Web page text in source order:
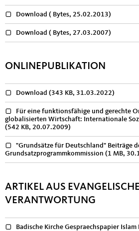
Download ( Bytes, 25.02.2013)
Download ( Bytes, 27.03.2007)
ONLINEPUBLIKATION
Download (343 KB, 31.03.2022)
Für eine funktionsfähige und gerechte
globalisierten Wirtschaft: Internationale
(542 KB, 20.07.2009)
"Grundsätze für Deutschland" Beiträge
Grundsatzprogrammkommission (1 MB,
ARTIKEL AUS
VERANTWORTUNG
Badische Kirche Gespraechspapier